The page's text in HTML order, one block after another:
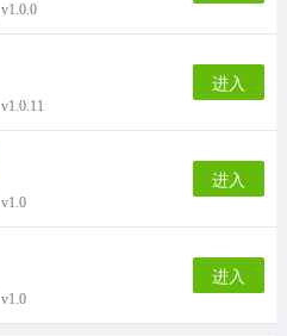
v1.0.0
v1.0.11
进入
v1.0
进入
v1.0
进入